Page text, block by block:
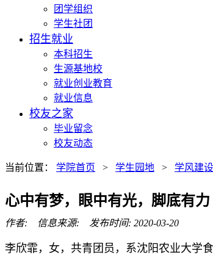
团学组织
学生社团
招生就业
本科招生
生源基地校
就业创业教育
就业信息
校友之家
毕业留念
校友动态
当前位置： 学院首页 > 学生园地 > 学风建设
心中有梦，眼中有光，脚底有
作者: 信息来源: 发布时间: 2020-03-20
李欣霏，女，共青团员，系沈阳农业大学